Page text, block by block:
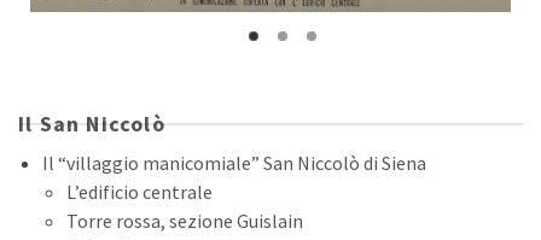
Il San Niccolò
Il “villaggio manicomiale” San Niccolò di Siena
L’edificio centrale
Torre rossa, sezione Guislain